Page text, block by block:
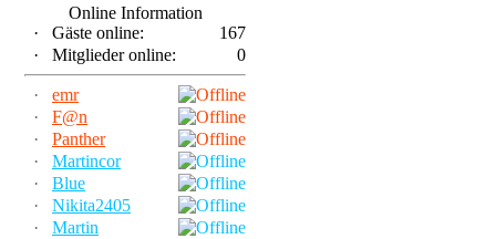
Online Information
·
Gäste online:
167
·
Mitglieder online: 0
·
emr
·
F@n
·
Panther
·
Martincor
·
Blue
·
Nikita2405
·
Martin